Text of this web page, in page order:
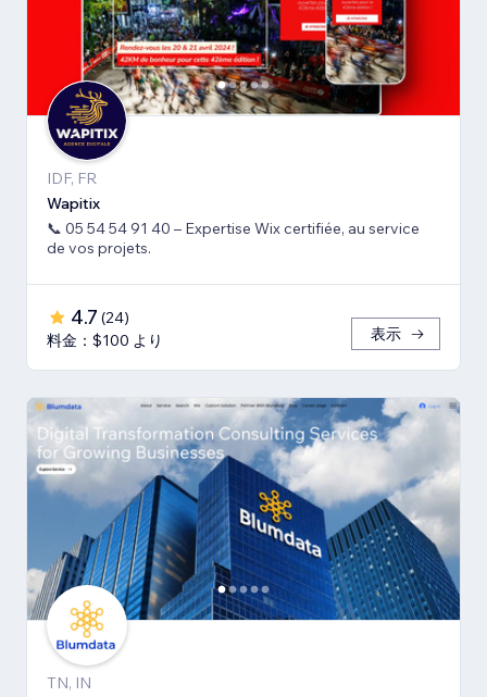
IDF, FR
Wapitix
📞 05 54 54 91 40 – Expertise Wix certifiée, au service
de vos projets.
4.7 (24)
料金：$100 より
表示
TN, IN